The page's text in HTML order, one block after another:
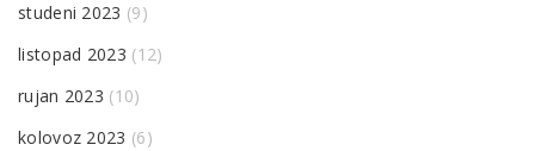
studeni 2023 (9)
listopad 2023 (12)
rujan 2023 (10)
kolovoz 2023 (6)